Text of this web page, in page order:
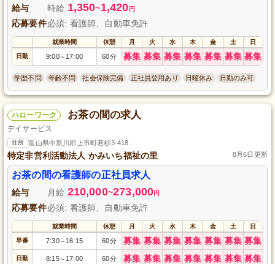
給与 時給 1,350~1,420 円
応募要件必須: 看護師、自動車免許
就業時間 休憩 月 火 水 木 金 土 日
日勤 9:00～ 17:00 60分 募集 募集 募集 募集 募集 募集 募集
学歴不問 年齢不問 社会保険完備 正社員登用あり 日曜休み 日勤のみ可
ハローワーク お茶の間の求人
デイサービス
住所 富山県中新川郡上市町若杉3-418
特定非営利活動法人 かみいち福祉の里 8月6日更新
お茶の間の看護師の正社員求人
給与 月給 210,000~273,000円
応募要件必須: 看護師、自動車免許
就業時間 休憩 月 火 水 木 金 土 日
早番 7:30～ 16:15 60分 募集 募集 募集 募集 募集 募集 募集
日勤 8:15～ 17:00 60分 募集 募集 募集 募集 募集 募集 募集